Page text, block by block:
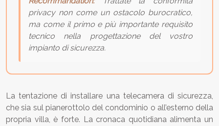
privacy non come un ostacolo burocratico,
ma come il primo e più importante requisito
tecnico nella progettazione del vostro
impianto di sicurezza.
La tentazione di installare una telecamera di sicurezza,
che sia sul pianerottolo del condominio o all’esterno della
propria villa, è forte. La cronaca quotidiana alimenta un